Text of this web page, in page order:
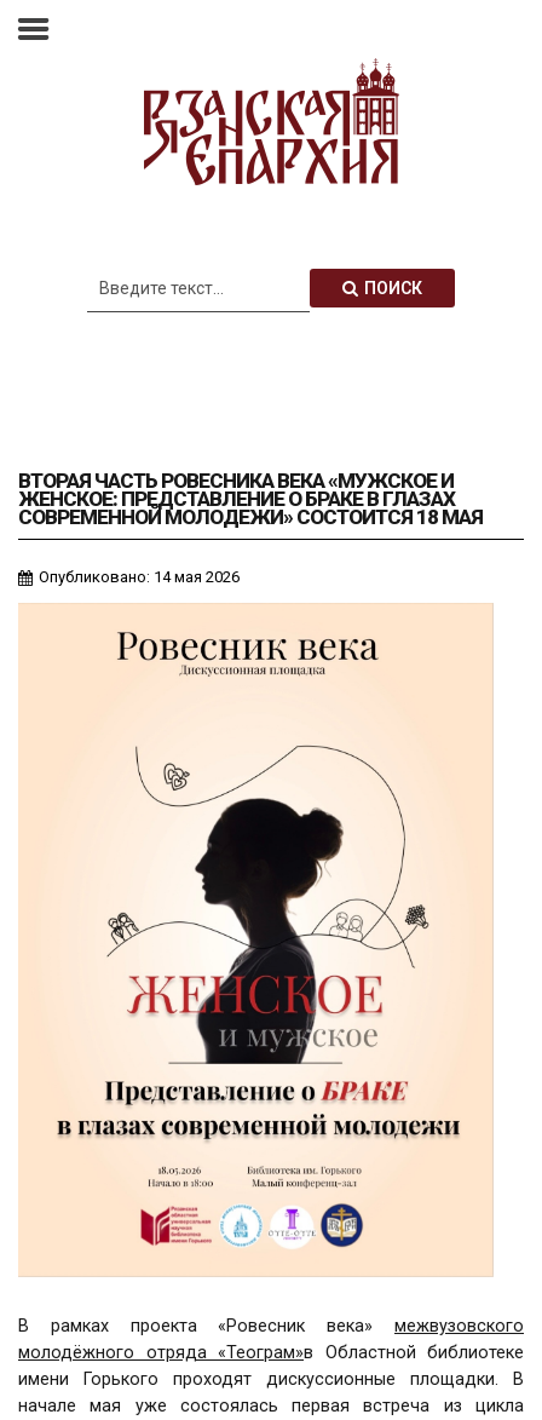
Митрополия ПОИСК
ВТОРАЯ ЧАСТЬ РОВЕСНИКА ВЕКА «МУЖСКОЕ И
ЖЕНСКОЕ: ПРЕДСТАВЛЕНИЕ О БРАКЕ В ГЛАЗАХ
СОВРЕМЕННОЙ МОЛОДЕЖИ» СОСТОИТСЯ 18 МАЯ
Опубликовано: 14 мая 2026
В рамках проекта «Ровесник века» межвузовского
молодёжного отряда «Теограм»в Областной библиотеке
имени Горького проходят дискуссионные площадки. В
начале мая уже состоялась первая встреча из цикла